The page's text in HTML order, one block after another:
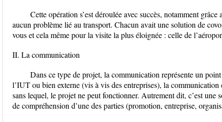
Cette opération s’est déroulée avec succès, notamment
aucun problème lié au transport. Chacun avait une solution de
vous et cela même pour la visite la plus éloignée : celle de
II. La communication
Dans ce type de projet, la communication représente un
l’IUT ou bien externe (vis à vis des entreprises), la communication
sans lequel, le projet ne peut fonctionner. Autrement dit, c’est une
de compréhension d’une des parties (promotion, entreprise,